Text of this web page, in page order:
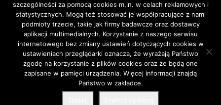
szczególności za pomocą cookies m.in. w celach reklamowych i
statystycznych. Mogą też stosować je współpracujące z nami
podmioty trzecie, takie jak firmy badawcze oraz dostawcy
aplikacji multimedialnych. Korzystanie z naszego serwisu
internetowego bez zmiany ustawień dotyczących cookies w
ustawieniach przeglądarki oznacza, że wyrażają Państwo
zgodę na korzystanie z plików cookies oraz że będą one
zapisane w pamięci urządzenia. Więcej informacji znajdą
Państwo w zakładce.